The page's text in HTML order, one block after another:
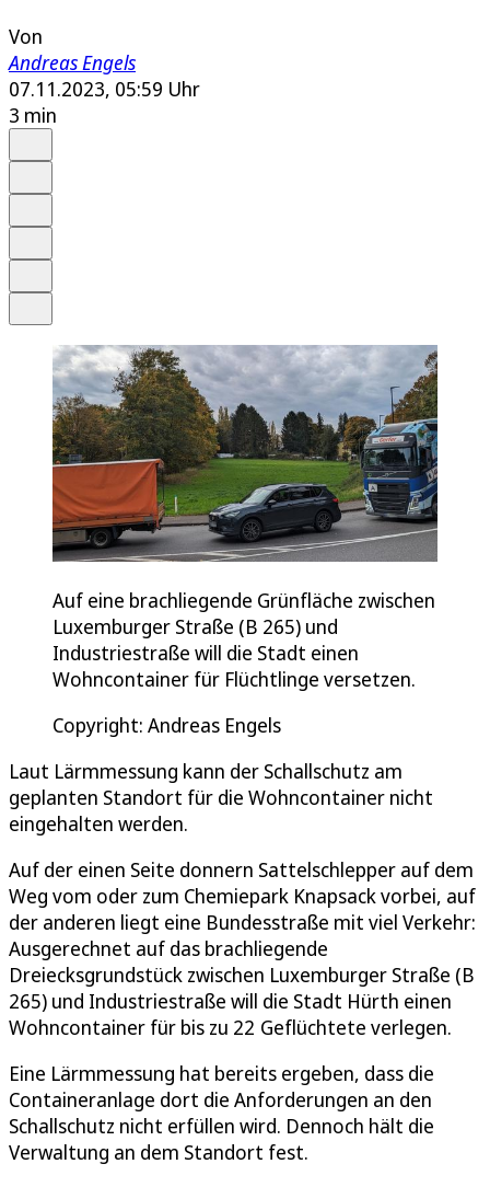
Von
Andreas Engels
07.11.2023, 05:59 Uhr
3 min
Auf eine brachliegende Grünfläche zwischen
Luxemburger Straße (B 265) und
Industriestraße will die Stadt einen
Wohncontainer für Flüchtlinge versetzen.
Copyright: Andreas Engels
Laut Lärmmessung kann der Schallschutz am
geplanten Standort für die Wohncontainer nicht
eingehalten werden.
Auf der einen Seite donnern Sattelschlepper auf dem
Weg vom oder zum Chemiepark Knapsack vorbei, auf
der anderen liegt eine Bundesstraße mit viel Verkehr:
Ausgerechnet auf das brachliegende
Dreiecksgrundstück zwischen Luxemburger Straße (B
265) und Industriestraße will die Stadt Hürth einen
Wohncontainer für bis zu 22 Geflüchtete verlegen.
Eine Lärmmessung hat bereits ergeben, dass die
Containeranlage dort die Anforderungen an den
Schallschutz nicht erfüllen wird. Dennoch hält die
Verwaltung an dem Standort fest.